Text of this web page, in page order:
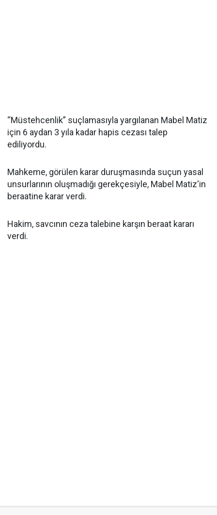
“Müstehcenlik” suçlamasıyla yargılanan Mabel Matiz
için 6 aydan 3 yıla kadar hapis cezası talep
ediliyordu.
Mahkeme, görülen karar duruşmasında suçun yasal
unsurlarının oluşmadığı gerekçesiyle, Mabel Matiz'in
beraatine karar verdi.
Hakim, savcının ceza talebine karşın beraat kararı
verdi.